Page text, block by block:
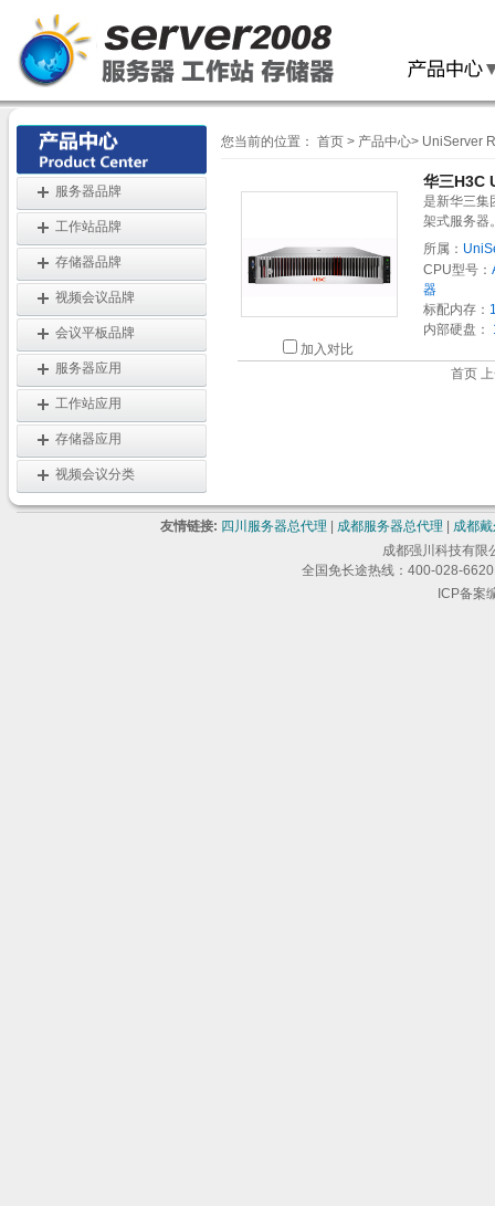
服务器品牌
工作站品牌
存储器品牌
视频会议品牌
会议平板品牌
服务器应用
工作站应用
存储器应用
视频会议分类
您当前的位置： 首页 > 产品中心> UniServer
加入对比
华三H3C
是新华三集
架式服务器
所属：
CPU型号：
器
标配内存：
内部硬盘：
首页
友情链接: 四川服务器总代理 成都服务器总代理
成都
成都强川科技有限
全国免长途热线：400-028-
ICP备案